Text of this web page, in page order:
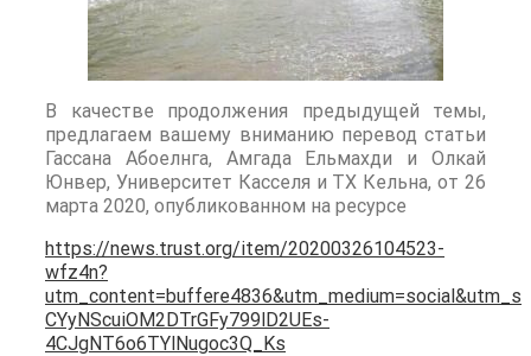
В качестве продолжения предыдущей темы,
предлагаем вашему вниманию перевод статьи
Гассана Абоелнга, Амгада Ельмахди и Олкай
Юнвер, Университет Касселя и ТХ Кельна, от 26
марта 2020, опубликованном на ресурсе
https://news.trust.org/item/20200326104523-
wfz4n?
CYyNScuiOM2DTrGFy799lD2UEs-
4CJgNT6o6TYlNugoc3Q_Ks